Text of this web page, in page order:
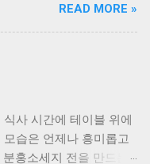
습니다. 다행히도 배달 앱
과일을 간편하게 주문
즐길 수 있는 시대가
그 포스트에서는 배민
주문 : 배민 앱을 통해
주문할 수 있습니다. 배
READ MORE »
사 시간에 테이블 위에
습은 언제나 흥미롭고
홍소세지 전을 만드는